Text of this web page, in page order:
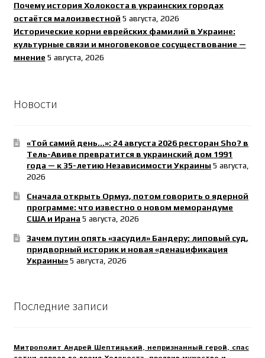
Почему история Холокоста в украинских городах
остаётся малоизвестной 5 августа, 2026
Исторические корни еврейских фамилий в Украине:
культурные связи и многовековое сосуществование —
мнение 5 августа, 2026
Новости
«Той самий день…»: 24 августа 2026 ресторан Sho? в
Тель-Авиве превратится в украинский дом 1991
года — к 35-летию Независимости Украины 5 августа,
2026
Сначала открыть Ормуз, потом говорить о ядерной
программе: что известно о новом меморандуме
США и Ирана 5 августа, 2026
Зачем путин опять «засудил» Бандеру: липовый суд,
придворный историк и новая «денацификация
Украины» 5 августа, 2026
Последние записи
Митрополит Андрей Шептицький, непризнанный герой, спас